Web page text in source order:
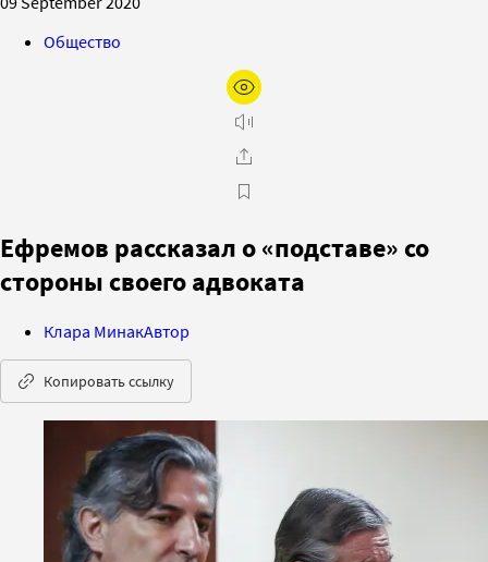
Общество
Ефремов рассказал о «подставе» со
стороны своего адвоката
Клара МинакАвтор
Копировать ссылку